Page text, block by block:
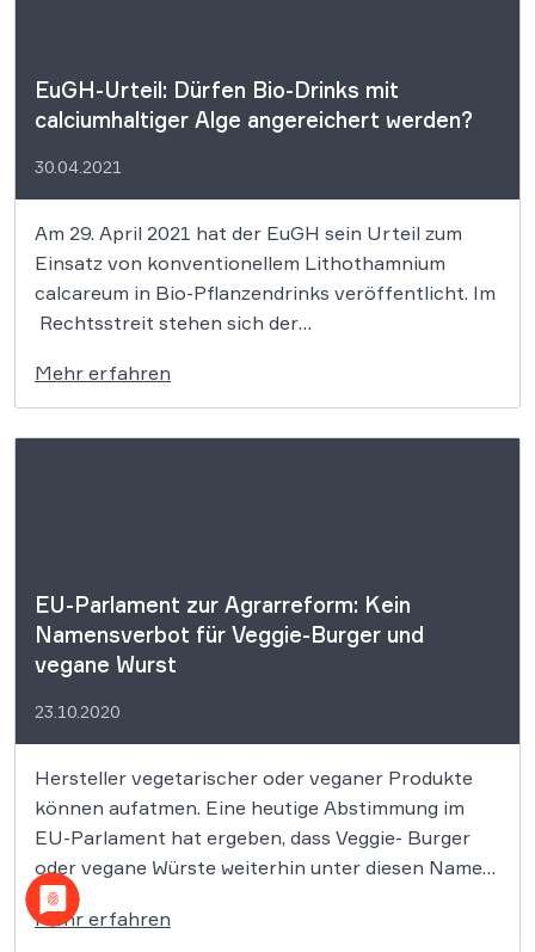
EuGH-Urteil: Dürfen Bio-Drinks mit
calciumhaltiger Alge angereichert werden?
30.04.2021
Am 29. April 2021 hat der EuGH sein Urteil zum
Einsatz von konventionellem Lithothamnium
calcareum in Bio-Pflanzendrinks veröffentlicht. Im
Rechtsstreit stehen sich der
Nordrhein-Westfalen gegenüber(Rechtssache C-
815/19). Im Raum stand dabei die Frage, ob man
Bioprodukte nach europäischen Vorgaben mit
Mehr erfahren
EU-Parlament zur Agrarreform: Kein
Namensverbot für Veggie-Burger und
vegane Wurst
23.10.2020
Hersteller vegetarischer oder veganer Produkte
können aufatmen. Eine heutige Abstimmung im
EU-Parlament hat ergeben, dass Veggie- Burger
oder vegane Würste weiterhin unter diesen Namen
verkauft werden können. Zur Abstimmung stand
ein auf Druck der Agrarlobby eingebrachter
Mehr erfahren